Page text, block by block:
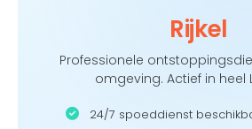
Rijkel
Professionele
omgeving. Actief in heel
24/7 spoeddienst